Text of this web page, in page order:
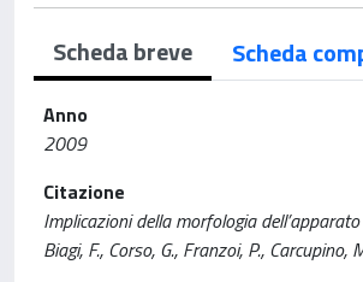
Scheda breve Scheda
Anno
2009
Citazione
Implicazioni della morfologia
Biagi, F., Corso, G., Franzoi, P.,